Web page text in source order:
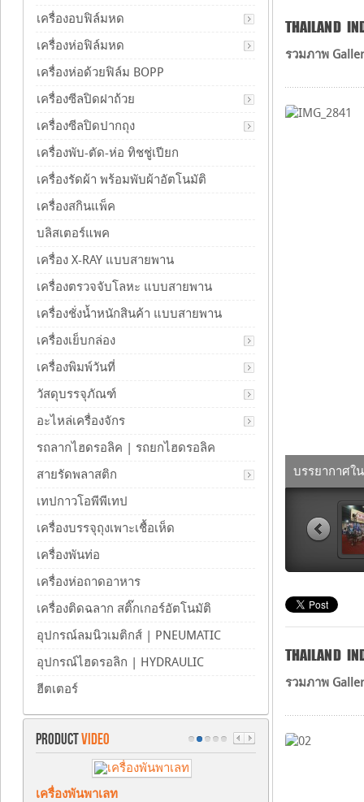
THAILAND
รวมภาพ
บรรยากาศใ
THAILAND
รวมภาพ
เครื่องอบฟิล์มหด
เครื่องห่อฟิล์มหด
เครื่องห่อด้วยฟิล์ม BOPP
เครื่องซีลปิดฝาถ้วย
เครื่องซีลปิดปากถุง
เครื่องพับ-ตัด-ห่อ ทิชชู่เปียก
เครื่องรัดผ้า พร้อมพับผ้าอัตโนมัติ
เครื่องสกินแพ็ค
บลิสเตอร์แพค
เครื่อง X-RAY แบบสายพาน
เครื่องตรวจจับโลหะ แบบสายพาน
เครื่องชั่งน้ำหนักสินค้า แบบสายพาน
เครื่องเย็บกล่อง
เครื่องพิมพ์วันที่
วัสดุบรรจุภัณฑ์
อะไหล่เครื่องจักร
รถลากไฮดรอลิค | รถยกไฮดรอลิค
สายรัดพลาสติก
เทปกาวโอพีพีเทป
เครื่องบรรจุถุงเพาะเชื้อเห็ด
เครื่องพันท่อ
เครื่องห่อถาดอาหาร
เครื่องติดฉลาก สติ๊กเกอร์อัตโนมัติ
อุปกรณ์ลมนิวเมติกส์ | PNEUMATIC
อุปกรณ์ไฮดรอลิก | HYDRAULIC
ฮีตเตอร์
PRODUCTVIDEO
เครื่องพันพาเลท